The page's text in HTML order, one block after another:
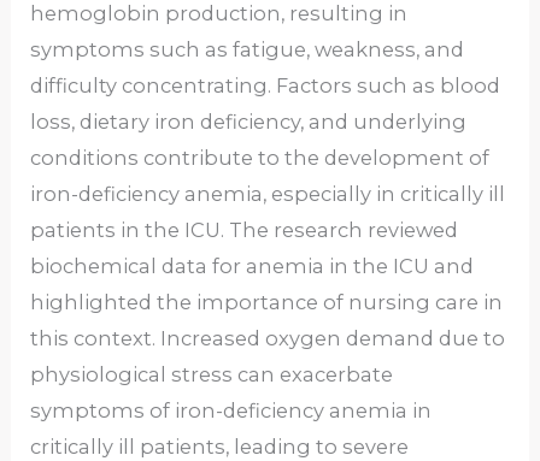
hemoglobin production, resulting in
symptoms such as fatigue, weakness, and
difficulty concentrating. Factors such as blood
loss, dietary iron deficiency, and underlying
conditions contribute to the development of
iron-deficiency anemia, especially in critically ill
patients in the ICU. The research reviewed
biochemical data for anemia in the ICU and
highlighted the importance of nursing care in
this context. Increased oxygen demand due to
physiological stress can exacerbate
symptoms of iron-deficiency anemia in
critically ill patients, leading to severe